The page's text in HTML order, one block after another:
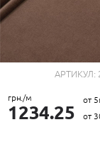
АРТИКУЛ:
грн./м
1234.25
от
от